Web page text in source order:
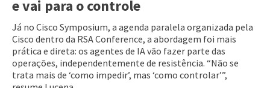
e vai para o controle
Já no Cisco Symposium, a agenda paralela organizada pela
Cisco dentro da RSA Conference, a abordagem foi mais
prática e direta: os agentes de IA vão fazer parte das
operações, independentemente de resistência. “Não se
trata mais de ‘como impedir’, mas ‘como controlar’”,